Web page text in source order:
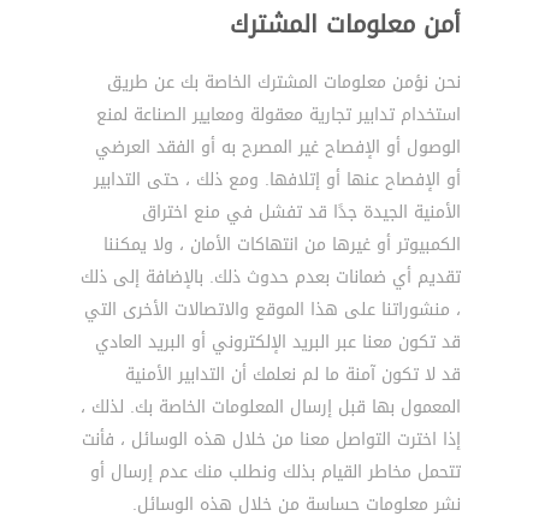
أمن معلومات المشترك
نحن نؤمن معلومات المشترك الخاصة بك عن طريق
استخدام تدابير تجارية معقولة ومعايير الصناعة لمنع
الوصول أو الإفصاح غير المصرح به أو الفقد العرضي
أو الإفصاح عنها أو إتلافها. ومع ذلك ، حتى التدابير
الأمنية الجيدة جدًا قد تفشل في منع اختراق
الكمبيوتر أو غيرها من انتهاكات الأمان ، ولا يمكننا
تقديم أي ضمانات بعدم حدوث ذلك. بالإضافة إلى ذلك
، منشوراتنا على هذا الموقع والاتصالات الأخرى التي
قد تكون معنا عبر البريد الإلكتروني أو البريد العادي
قد لا تكون آمنة ما لم نعلمك أن التدابير الأمنية
المعمول بها قبل إرسال المعلومات الخاصة بك. لذلك ،
إذا اخترت التواصل معنا من خلال هذه الوسائل ، فأنت
تتحمل مخاطر القيام بذلك ونطلب منك عدم إرسال أو
نشر معلومات حساسة من خلال هذه الوسائل.